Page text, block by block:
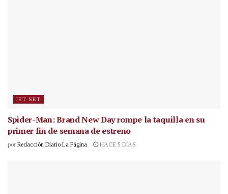
JET SET
Spider-Man: Brand New Day rompe la taquilla en su
primer fin de semana de estreno
por Redacción Diario La Página HACE 5 DÍAS